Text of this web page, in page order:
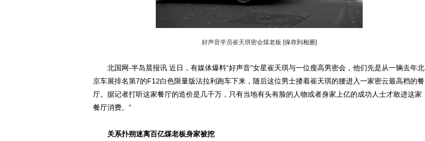
好声音学员崔天琪密会煤老板 [保存到相册]
北国网-半岛晨报讯 近日，有媒体爆料“好声音”女星崔天琪与一位瘦高男密会，他们先是从一辆去年北
京车展排名第7的F12白色限量版法拉利跑车下来，随后这位男士搂着崔天琪的腰进入一家密云最高档的餐
厅。据记者打听这家餐厅的造价是几千万，只有当地有头有脸的人物或者身家上亿的成功人士才敢进这家
餐厅消费。”
关系扑朔迷离百亿煤老板身家被挖